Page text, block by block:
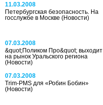
11.03.2008
Петербургская безопасность. На
госслужбе в Москве (Новости)
07.03.2008
&quot;Поликом Про&quot; выходит
на рынок Уральского региона
(Новости)
07.03.2008
Trim-PMS для «Робин Бобин»
(Новости)